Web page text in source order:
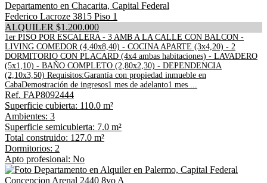
Departamento en Chacarita, Capital Federal
Federico Lacroze 3815 Piso 1
ALQUILER $1.200.000
1er PISO POR ESCALERA - 3 AMB A LA CALLE CON BALCON -
LIVING COMEDOR (4,40x8,40) - COCINA APARTE (3x4,20) - 2
DORMITORIO CON PLACARD (4x4 ambas habitaciones) - LAVADERO
(5x1,10) - BAÑO COMPLETO (2,80x2,30) - DEPENDENCIA
(2,10x3,50) Requisitos:Garantía con propiedad inmueble en
CabaDemostración de ingresos1 mes de adelanto1 mes ...
Ref. FAP8092444
Superficie cubierta: 110.0 m²
Ambientes: 3
Superficie semicubierta: 7.0 m²
Total construido: 127.0 m²
Dormitorios: 2
Apto profesional: No